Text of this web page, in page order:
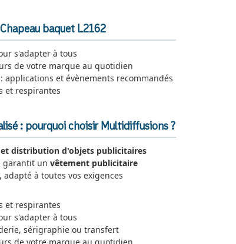
baquet L2162
s'adapter à tous
de votre marque au quotidien
et évènements recommandés
et respirantes
: pourquoi choisir Multidiffusions ?
distribution d'objets publicitaires
garantit un vêtement publicitaire
à toutes vos exigences
et respirantes
s'adapter à tous
sérigraphie ou transfert